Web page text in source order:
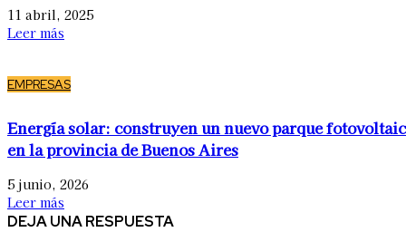
11 abril, 2025
Leer más
EMPRESAS
Energía solar: construyen un nuevo parque
en la provincia de Buenos Aires
5 junio, 2026
Leer más
DEJA UNA RESPUESTA